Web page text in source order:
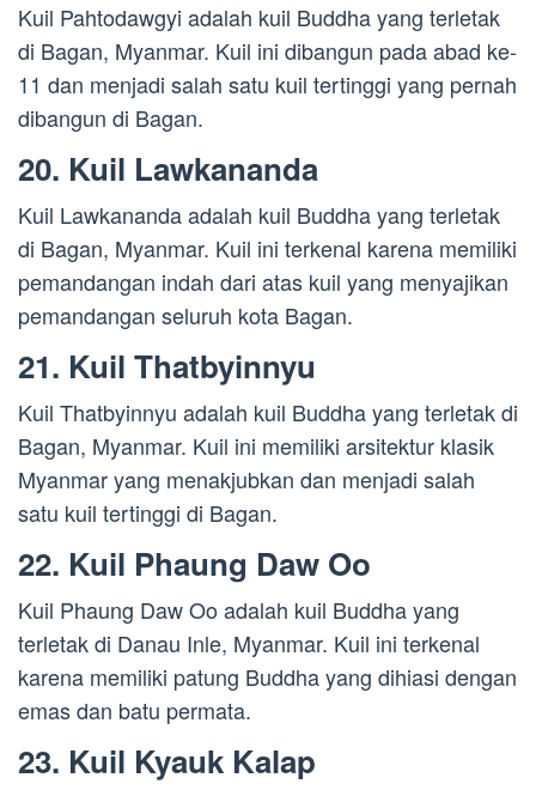
Kuil Pahtodawgyi adalah kuil Buddha yang terletak
di Bagan, Myanmar. Kuil ini dibangun pada abad ke-
11 dan menjadi salah satu kuil tertinggi yang pernah
dibangun di Bagan.
20. Kuil Lawkananda
Kuil Lawkananda adalah kuil Buddha yang terletak
di Bagan, Myanmar. Kuil ini terkenal karena memiliki
pemandangan indah dari atas kuil yang menyajikan
pemandangan seluruh kota Bagan.
21. Kuil Thatbyinnyu
Kuil Thatbyinnyu adalah kuil Buddha yang terletak di
Bagan, Myanmar. Kuil ini memiliki arsitektur klasik
Myanmar yang menakjubkan dan menjadi salah
satu kuil tertinggi di Bagan.
22. Kuil Phaung Daw Oo
Kuil Phaung Daw Oo adalah kuil Buddha yang
terletak di Danau Inle, Myanmar. Kuil ini terkenal
karena memiliki patung Buddha yang dihiasi dengan
emas dan batu permata.
23. Kuil Kyauk Kalap